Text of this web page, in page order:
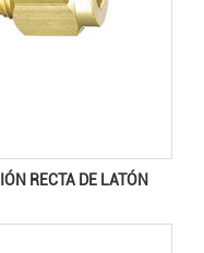
RECTA DE LATÓN